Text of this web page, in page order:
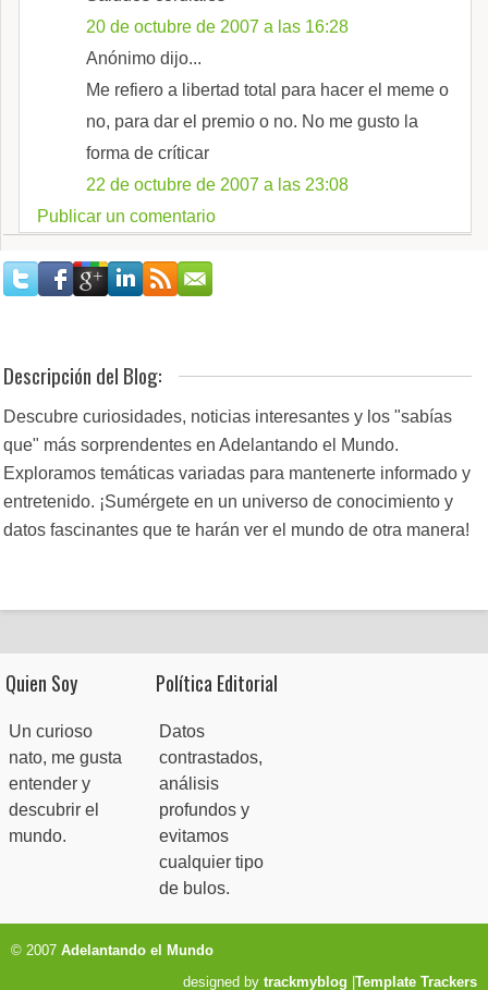
20 de octubre de 2007 a las 16:28
Anónimo dijo...
Me refiero a libertad total para hacer el meme o
no, para dar el premio o no. No me gusto la
forma de críticar
22 de octubre de 2007 a las 23:08
Publicar un comentario
Descripción del Blog:
Descubre curiosidades, noticias interesantes y los "sabías
que" más sorprendentes en Adelantando el Mundo.
Exploramos temáticas variadas para mantenerte informado y
entretenido. ¡Sumérgete en un universo de conocimiento y
datos fascinantes que te harán ver el mundo de otra manera!
Quien Soy
Un curioso
nato, me gusta
entender y
descubrir el
mundo.
Política Editorial
Datos
contrastados,
análisis
profundos y
evitamos
cualquier tipo
de bulos.
© 2007 Adelantando el Mundo
designed by trackmyblog Template Trackers